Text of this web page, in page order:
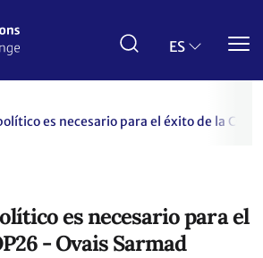
ES
es necesario para el éxito de la
es necesario para el
- Ovais Sarmad